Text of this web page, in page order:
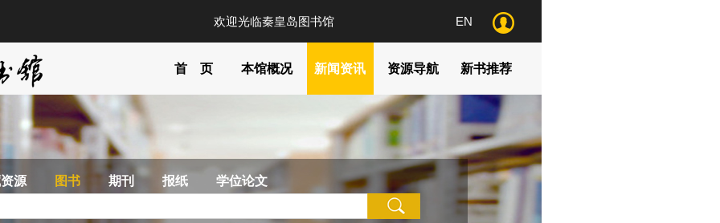
欢迎光临秦皇岛图书馆 EN
首 页 本馆概况 新闻资讯 资源导航 新书推荐
源 图书 期刊 报纸 学位论文